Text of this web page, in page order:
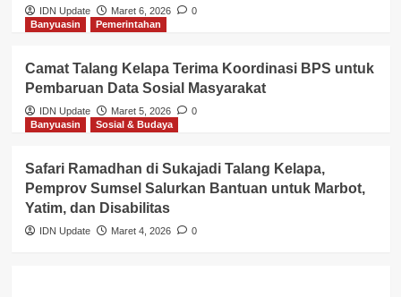
IDN Update Maret 6, 2026
0
Banyuasin
Pemerintahan
Camat Talang Kelapa Terima Koordinasi BPS untuk
Pembaruan Data Sosial Masyarakat
IDN Update Maret 5, 2026
0
Banyuasin
Sosial & Budaya
Safari Ramadhan di Sukajadi Talang Kelapa,
Pemprov Sumsel Salurkan Bantuan untuk Marbot,
Yatim, dan Disabilitas
IDN Update Maret 4, 2026 0